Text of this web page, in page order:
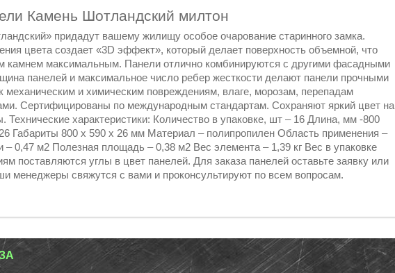
Камень Шотландский милтон
придадут вашему жилищу особое очарование старинного замка.
цвета создает «3D эффект», который делает поверхность объемной, что
камнем максимальным. Панели отлично комбинируются с другими фасадными
панелей и максимальное число ребер жесткости делают панели прочными
механическим и химическим повреждениям, влаге, морозам, перепадам
Сертифицированы по международным стандартам. Сохраняют яркий цвет на
Технические характеристики: Количество в упаковке, шт – 16 Длина, мм -800
Габариты 800 x 590 x 26 мм Материал – полипропилен Область применения –
0,47 м2 Полезная площадь – 0,38 м2 Вес элемента – 1,39 кг Вес в упаковке
поставляются углы в цвет панелей. Для заказа панелей оставьте заявку или
менеджеры свяжутся с вами и проконсультируют по всем вопросам.